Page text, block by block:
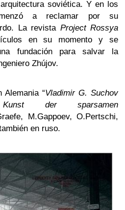
soviética. Y en los
a reclamar por su
La revista Project Rossya
en su momento y se
fundación para salvar la
Zhújov.
Alemania “Vladimir G. Suchov
der sparsamen
M.Gappoev, O.Pertschi,
en ruso.